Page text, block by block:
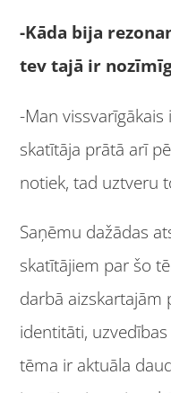
-Kāda bija
tev tajā ir
-Man
skatītāja prātā arī
notiek, tad uztveru
Saņēmu dažādas
skatītājiem par šo
darbā
identitāti,
tēma ir aktuāla